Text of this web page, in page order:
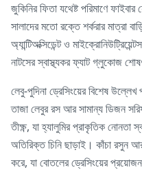
জুকিনির ফিতা যথেষ্ট পরিমাণে
সালাদের মতো রক্তে শর্করার মাত্রা
অ্যান্টিঅক্সিডেন্ট ও
নাটসের স্বাস্থ্যকর ফ্যাট গ্লুকোজ
লেবু-পুদিনা ড্রেসিংয়ের বিশেষ
তাজা লেবুর রস আর সামান্য ডিজন
তীক্ষ্ণ, যা হ্যালুমির প্রাকৃতিক
অতিরিক্ত চিনি ছাড়াই। কাঁচা রসুন
করে, যা বোতলের ড্রেসিংয়ের